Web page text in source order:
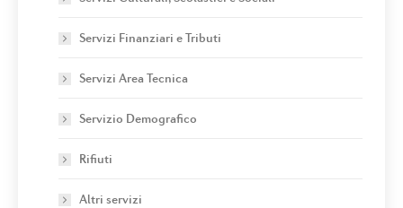
Servizi Finanziari e Tributi
Servizi Area Tecnica
Servizio Demografico
Rifiuti
Altri servizi